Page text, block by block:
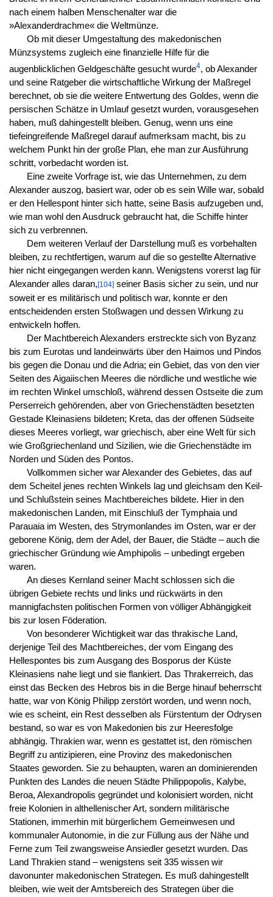
nach einem halben Menschenalter war die
»Alexanderdrachme« die Weltmünze.
Ob mit dieser Umgestaltung des makedonischen
Münzsystems zugleich eine finanzielle Hilfe für die
augenblicklichen Geldgeschäfte gesucht wurde4, ob Alexander
und seine Ratgeber die wirtschaftliche Wirkung der Maßregel
berechnet, ob sie die weitere Entwertung des Goldes, wenn die
persischen Schätze in Umlauf gesetzt wurden, vorausgesehen
haben, muß dahingestellt bleiben. Genug, wenn uns eine
tiefeingreifende Maßregel darauf aufmerksam macht, bis zu
welchem Punkt hin der große Plan, ehe man zur Ausführung
schritt, vorbedacht worden ist.
Eine zweite Vorfrage ist, wie das Unternehmen, zu dem
Alexander auszog, basiert war, oder ob es sein Wille war, sobald
er den Hellespont hinter sich hatte, seine Basis aufzugeben und,
wie man wohl den Ausdruck gebraucht hat, die Schiffe hinter
sich zu verbrennen.
Dem weiteren Verlauf der Darstellung muß es vorbehalten
bleiben, zu rechtfertigen, warum auf die so gestellte Alternative
hier nicht eingegangen werden kann. Wenigstens vorerst lag für
Alexander alles daran,[104]seiner Basis sicher zu sein, und nur
soweit er es militärisch und politisch war, konnte er den
entscheidenden ersten Stoßwagen und dessen Wirkung zu
entwickeln hoffen.
Der Machtbereich Alexanders erstreckte sich von Byzanz
bis zum Eurotas und landeinwärts über den Haimos und Pindos
bis gegen die Donau und die Adria; ein Gebiet, das von den vier
Seiten des Aigaiischen Meeres die nördliche und westliche wie
im rechten Winkel umschloß, während dessen Ostseite die zum
Perserreich gehörenden, aber von Griechenstädten besetzten
Gestade Kleinasiens bildeten; Kreta, das der offenen Südseite
dieses Meeres vorliegt, war griechisch, aber eine Welt für sich
wie Großgriechenland und Sizilien, wie die Griechenstädte im
Norden und Süden des Pontos.
Vollkommen sicher war Alexander des Gebietes, das auf
dem Scheitel jenes rechten Winkels lag und gleichsam den Keil-
und Schlußstein seines Machtbereiches bildete. Hier in den
makedonischen Landen, mit Einschluß der Tymphaia und
Parauaia im Westen, des Strymonlandes im Osten, war er der
geborene König, dem der Adel, der Bauer, die Städte – auch die
griechischer Gründung wie Amphipolis – unbedingt ergeben
waren.
An dieses Kernland seiner Macht schlossen sich die
übrigen Gebiete rechts und links und rückwärts in den
mannigfachsten politischen Formen von völliger Abhängigkeit
bis zur losen Föderation.
Von besonderer Wichtigkeit war das thrakische Land,
derjenige Teil des Machtbereiches, der vom Eingang des
Hellespontes bis zum Ausgang des Bosporus der Küste
Kleinasiens nahe liegt und sie flankiert. Das Thrakerreich, das
einst das Becken des Hebros bis in die Berge hinauf beherrscht
hatte, war von König Philipp zerstört worden, und wenn noch,
wie es scheint, ein Rest desselben als Fürstentum der Odrysen
bestand, so war es von Makedonien bis zur Heeresfolge
abhängig. Thrakien war, wenn es gestattet ist, den römischen
Begriff zu antizipieren, eine Provinz des makedonischen
Staates geworden. Sie zu behaupten, waren an dominierenden
Punkten des Landes die neuen Städte Philippopolis, Kalybe,
Beroa, Alexandropolis gegründet und kolonisiert worden, nicht
freie Kolonien in althellenischer Art, sondern militärische
Stationen, immerhin mit bürgerlichem Gemeinwesen und
kommunaler Autonomie, in die zur Füllung aus der Nähe und
Ferne zum Teil zwangsweise Ansiedler gesetzt wurden. Das
Land Thrakien stand – wenigstens seit 335 wissen wir
davonunter makedonischen Strategen. Es muß dahingestellt
bleiben, wie weit der Amtsbereich des Strategen über die